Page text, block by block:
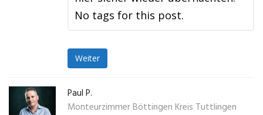
No tags for this post.
Weiter
Paul P.
Monteurzimmer Böttingen Kreis Tuttlingen